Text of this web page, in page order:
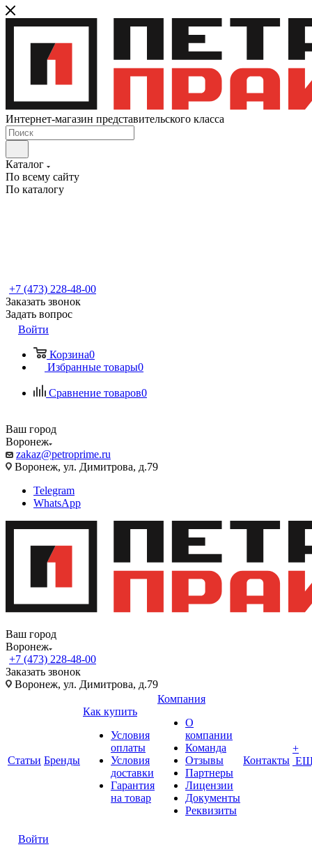
Интернет-магазин представительского класса
Каталог
По всему сайту
По каталогу
+7 (473) 228-48-00
Заказать звонок
Задать вопрос
Войти
Корзина0
Избранные товары0
Сравнение товаров0
Ваш город
Воронеж
zakaz@petroprime.ru
Воронеж, ул. Димитрова, д.79
Telegram
WhatsApp
Ваш город
Воронеж
+7 (473) 228-48-00
Заказать звонок
Воронеж, ул. Димитрова, д.79
Статьи Бренды
Как купить
Условия
оплаты
Условия
доставки
Гарантия
на товар
Компания
О
компании
Команда
Отзывы
Партнеры
Лицензии
Документы
Реквизиты
Контакты
+
Войти